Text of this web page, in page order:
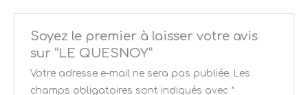
Soyez le premier à laisser votre avis
sur “LE QUESNOY”
Votre adresse e-mail ne sera pas publiée.
Les
champs obligatoires sont indiqués avec *